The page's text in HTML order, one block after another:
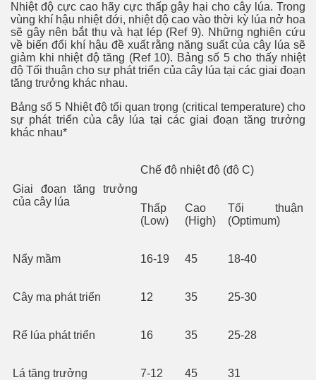
Nhiệt độ cực cao hãy cực thấp gây hại cho cây lúa. Trong
vùng khí hậu nhiệt đới, nhiệt độ cao vào thời kỳ lúa nở hoa
sẽ gây nên bắt thụ và hạt lép (Ref 9). Những nghiên cứu
về biến đổi khí hậu đề xuất rằng năng suất của cây lúa sẽ
giảm khi nhiệt độ tăng (Ref 10). Bảng số 5 cho thấy nhiệt
độ Tối thuận cho sự phát triển của cây lúa tại các giai đoạn
tăng trưởng khác nhau.
Bảng số 5 Nhiệt độ tối quan trọng (critical temperature) cho
sự phát triển của cây lúa tại các giai đoạn tăng trưởng
khác nhau*
Giai đoạn tăng trưởng
của cây lúa
Chế độ nhiệt độ (độ C)
Thấp
(Low)
Cao
(High)
Tối thuận
(Optimum)
Nẩy mầm 16-19 45 18-40
Cây mạ phát triển 12 35 25-30
Rể lúa phát triển 16 35 25-28
Lá tăng trưởng 7-12 45 31